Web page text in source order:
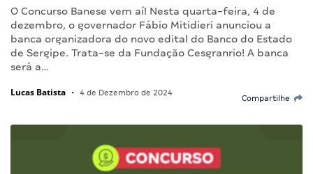
O Concurso Banese vem aí! Nesta quarta-feira, 4 de
dezembro, o governador Fábio Mitidieri anunciou a
banca organizadora do novo edital do Banco do Estado
de Sergipe. Trata-se da Fundação Cesgranrio! A banca
será a…
Lucas Batista • 4 de Dezembro de 2024
Compartilhe